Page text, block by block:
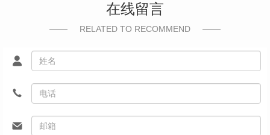
在线留言
RELATED TO RECOMMEND